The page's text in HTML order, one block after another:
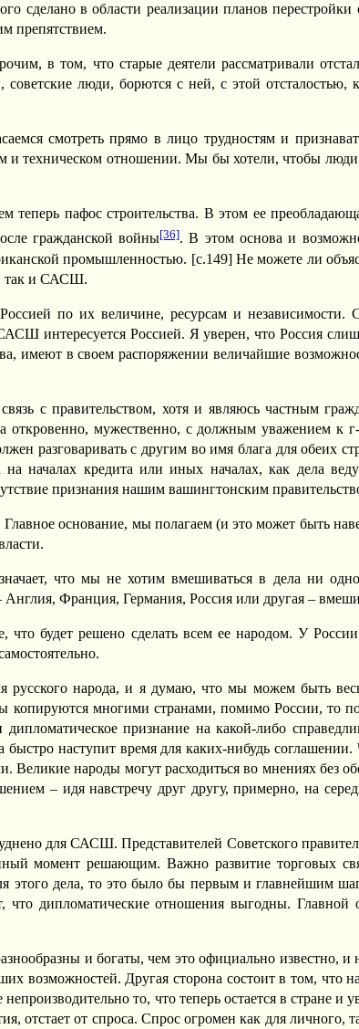
сделано в области реализации планов
препятствием.
в том, что старые деятели рассматривали
люди, борются с ней, с этой
смотреть прямо в лицо трудностям и
и техническом отношении. Мы бы хотели, чтобы
пафос строительства. В этом ее
гражданской войны[36]. В этом основа и
промышленностью. [c.149] Не можете ли
так и САСШ.
по их величине, ресурсам и
интересуется Россией. Я уверен, что Россия
имеют в своем распоряжении величайшие
с правительством, хотя и являюсь частным
мужественно, с должным уважением к
разговаривать с другим во имя блага для
началах кредита или иных началах, как дела
признания нашим вашингтонским
основание, мы полагаем (и это может быть
что мы не хотим вмешиваться в дела ни
Франция, Германия, Россия или другая –
что будет решено сделать всем ее народом. У
народа, и я думаю, что мы можем быть
многими странами, помимо России, то
признание на какой-либо
быстро наступит время для каких-нибудь
народы могут расходиться во мнениях без
– идя навстречу друг другу, примерно, на
для САСШ. Представителей Советского
момент решающим. Важно развитие торговых
этого дела, то это было бы первым и главнейшим
дипломатические отношения выгодны.
и богаты, чем это официально известно, и
возможностей. Другая сторона состоит в том, что
то, что теперь остается в стране и
отстает от спроса. Спрос огромен как для личного,